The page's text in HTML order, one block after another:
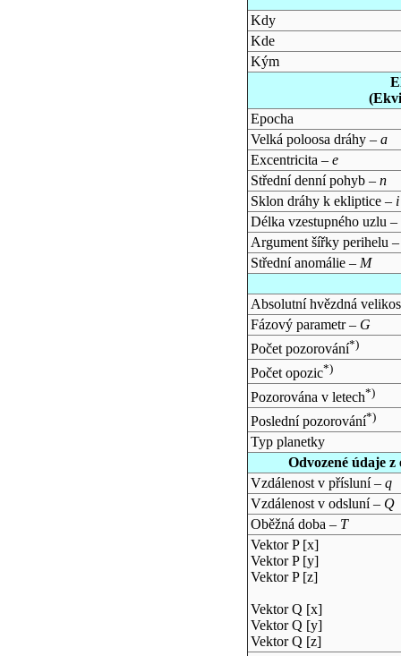
Kdy
Kde
Kým
Epocha
Velká poloosa dráhy – a
Excentricita – e
Střední denní pohyb – n
Sklon dráhy k ekliptice – i
Délka vzestupného uzlu –
Argument šířky perihelu
Střední anomálie – M
Absolutní hvězdná
Fázový parametr – G
Počet pozorování*)
Počet opozic*)
Pozorována v letech*)
Poslední pozorování*)
Typ planetky
Odvozené údaje
Vzdálenost v přísluní – q
Vzdálenost v odsluní – Q
Oběžná doba – T
Vektor P [x]
Vektor P [y]
Vektor P [z]
Vektor Q [x]
Vektor Q [y]
Vektor Q [z]